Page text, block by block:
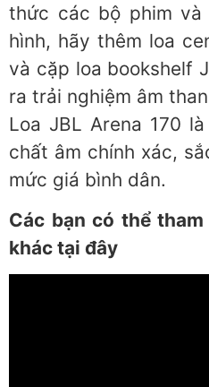
thức các bộ phim và
hình, hãy thêm loa
và cặp loa bookshelf
ra trải nghiệm âm
Loa JBL Arena 170
chất âm chính xác,
mức giá bình dân.
Các bạn có thể
khác tại đây